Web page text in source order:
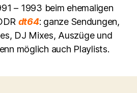
– 1993 beim ehemaligen
dt64: ganze Sendungen,
DJ Mixes, Auszüge und
möglich auch Playlists.